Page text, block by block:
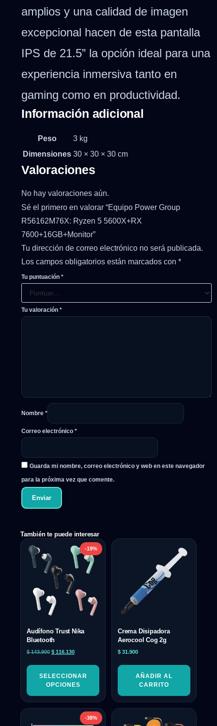
amplios y una calidad de imagen
excepcional hacen de esta pantalla
IPS de 21.5” la opción ideal para una
experiencia inmersiva tanto en
gaming como en productividad.
Información adicional
Peso
3 kg
Dimensiones 30 × 30 × 30 cm
Valoraciones
No hay valoraciones aún.
Sé el primero en valorar “Equipo Power Group
R56162M76X: Ryzen 5 5600X+RX
7600+16GB+Monitor”
Tu dirección de correo electrónico no será publicada.
Los campos obligatorios están marcados con *
Tu puntuación *
Tu valoración *
Nombre *
Correo electrónico *
Guarda mi nombre, correo electrónico y web en este navegador
para la próxima vez que comente.
También te puede interesar
-19%
Audífono Trust Nika
Bluetooth
$143.900 $ 116.130
SELECCIONAR
OPCIONES
Crema Disipadora
Aerocool Cog 2g
$ 31.900
AÑADIR AL
CARRITO
-38%